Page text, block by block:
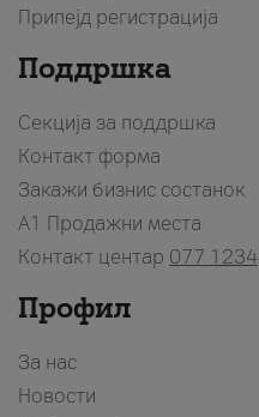
Припејд регистрација
Поддршка
Секција за поддршка
Контакт форма
Закажи бизнис состанок
A1 Продажни места
Контакт центар 077 1234
Профил
За нас
Новости